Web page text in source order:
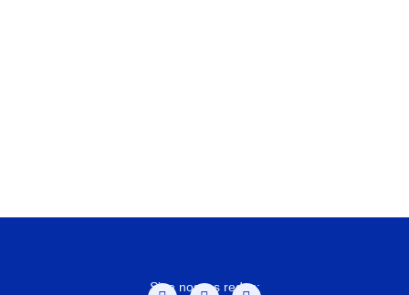
Siga nossas redes: